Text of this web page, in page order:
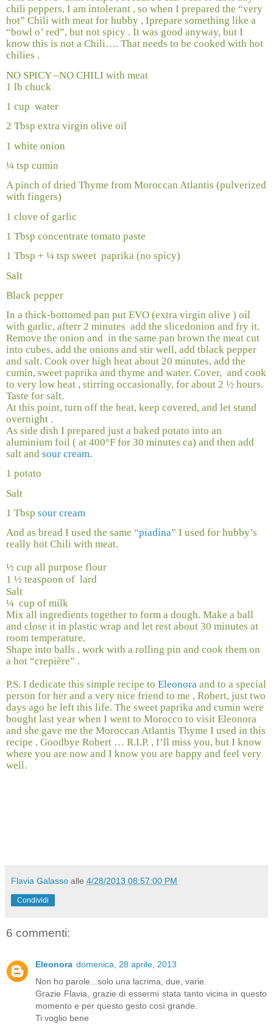
chili peppers, I am intolerant , so when I prepared the “very
hot” Chili with meat for hubby , Iprepare something like a
“bowl o’ red”, but not spicy . It was good anyway, but I
know this is not a Chili…. That needs to be cooked with hot
chilies .
NO SPICY –NO CHILI with meat
1 lb chuck
1 cup water
2 Tbsp extra virgin olive oil
1 white onion
¼ tsp cumin
A pinch of dried Thyme from Moroccan Atlantis (pulverized
with fingers)
1 clove of garlic
1 Tbsp concentrate tomato paste
1 Tbsp + ¼ tsp sweet paprika (no spicy)
Salt
Black pepper
In a thick-bottomed pan put EVO (extra virgin olive ) oil
with garlic, afterr 2 minutes add the sliced ​​onion and fry it.
Remove the onion and in the same pan brown the meat cut
into cubes, add the onions and stir well, add tblack pepper
and salt. Cook over high heat about 20 minutes, add the
cumin, sweet paprika and thyme and water. Cover, and cook
to very low heat , stirring occasionally, for about 2 ½ hours.
Taste for salt.
At this point, turn off the heat, keep covered, and let stand
overnight .
As side dish I prepared just a baked potato into an
aluminium foil ( at 400°F for 30 minutes ca) and then add
salt and sour cream.
1 potato
Salt
1 Tbsp sour cream
And as bread I used the same “piadina” I used for hubby’s
really hot Chili with meat.
½ cup all purpose flour
1 ½ teaspoon of lard
Salt
¼ cup of milk
Mix all ingredients together to form a dough. Make a ball
and close it in plastic wrap and let rest about 30 minutes at
room temperature.
Shape into balls , work with a rolling pin and cook them on
a hot “crepière” .
P.S. I dedicate this simple recipe to Eleonora and to a special
person for her and a very nice friend to me , Robert, just two
days ago he left this life. The sweet paprika and cumin were
bought last year when I went to Morocco to visit Eleonora
and she gave me the Moroccan Atlantis Thyme I used in this
recipe . Goodbye Robert … R.I.P. , I’ll miss you, but I know
where you are now and I know you are happy and feel very
well.
Flavia Galasso alle 4/28/2013 08:57:00 PM
Condividi
6 commenti:
Eleonora domenica, 28 aprile, 2013
Non ho parole...solo una lacrima, due, varie.
Grazie Flavia, grazie di essermi stata tanto vicina in questo
momento e per questo gesto così grande.
Ti voglio bene